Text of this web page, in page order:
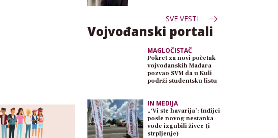
SVE VESTI
Vojvođanski portali
MAGLOČISTAČ
Pokret za novi početak
vojvođanskih Mađara
pozvao SVM da u Kuli
podrži studentsku listu
IN MEDIJA
„‘Vi ste havarija’: Inđijci
posle novog nestanka
vode izgubili živce (i
strpljenje)